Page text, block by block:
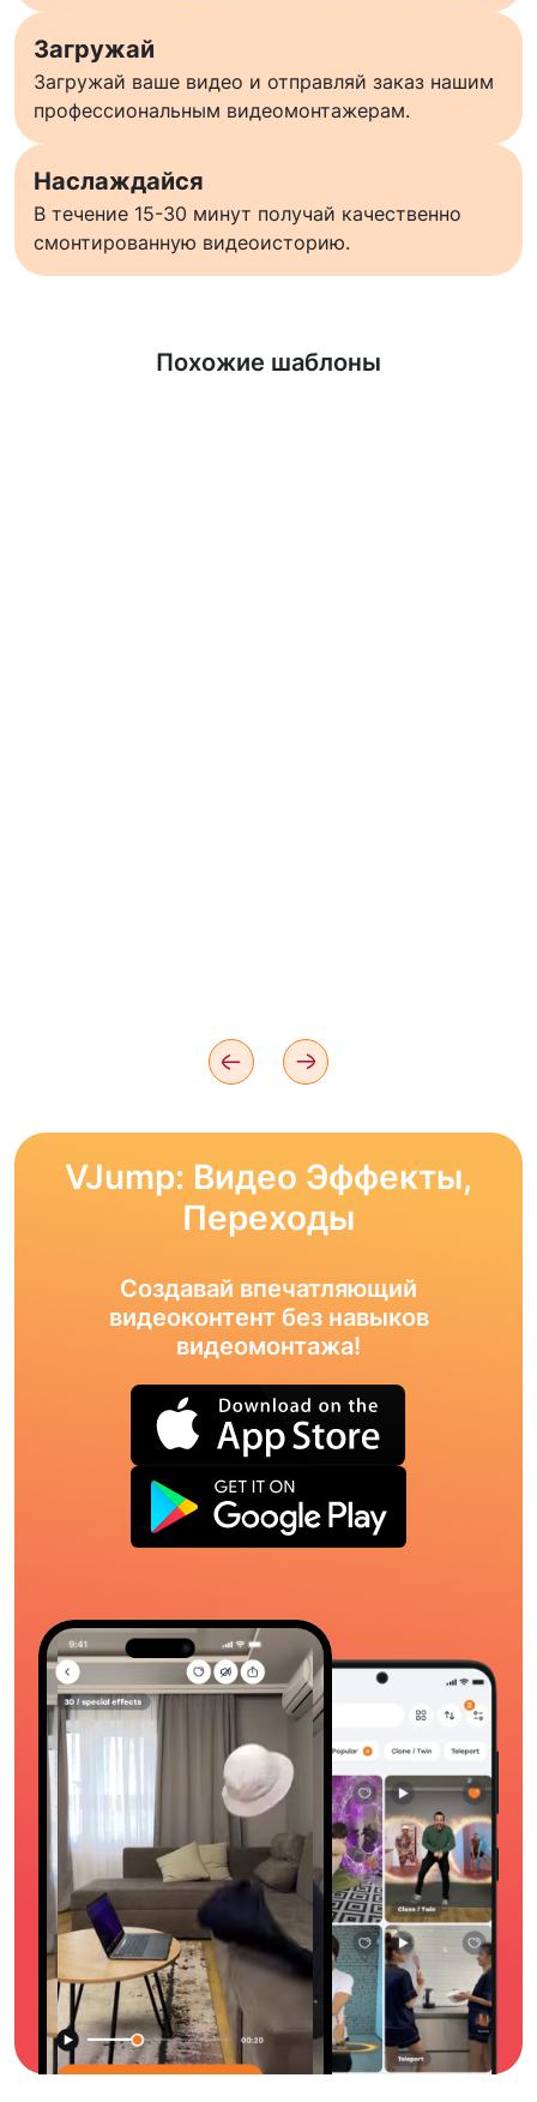
Загружай
Загружай ваше видео и отправляй заказ нашим
профессиональным видеомонтажерам.
Наслаждайся
В течение 15-30 минут получай качественно
смонтированную видеоисторию.
Похожие шаблоны
Узнать больше
VJump: Видео Эффекты,
Переходы
Создавай впечатляющий
видеоконтент без навыков
видеомонтажа!